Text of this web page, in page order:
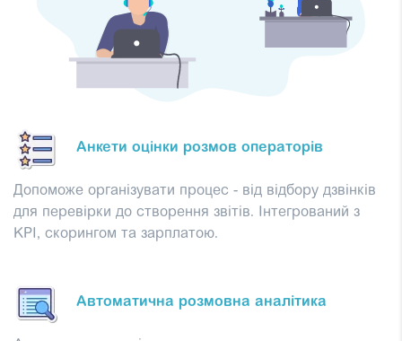
Анкети оцінки розмов операторів
Допоможе організувати процес - від відбору дзвінків
для перевірки до створення звітів. Інтегрований з
KPI, скорингом та зарплатою.
Автоматична розмовна аналітика